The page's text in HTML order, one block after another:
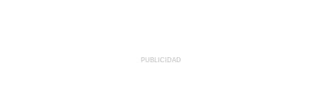
PUBLICIDAD